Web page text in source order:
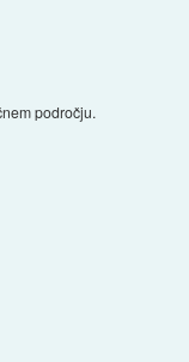
področju.